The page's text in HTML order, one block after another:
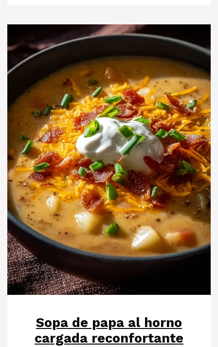
Sopa de papa al horno
cargada reconfortante